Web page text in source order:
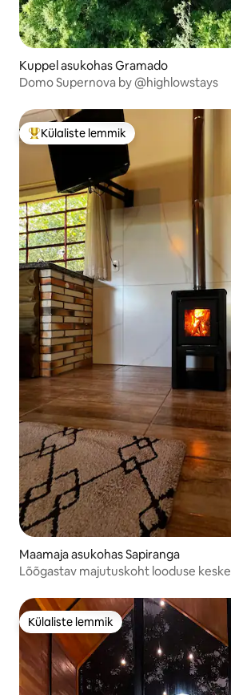
Kuppel asukohas Gramado
Domo Supernova by @highlowstays
Külaliste suur lemmik
Külaliste lemmik
Maamaja asukohas Sapiranga
Lõõgastav majutuskoht looduse keskel
Külaliste lemmik
Külaliste lemmik